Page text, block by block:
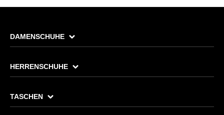
DAMENSCHUHE
HERRENSCHUHE
TASCHEN